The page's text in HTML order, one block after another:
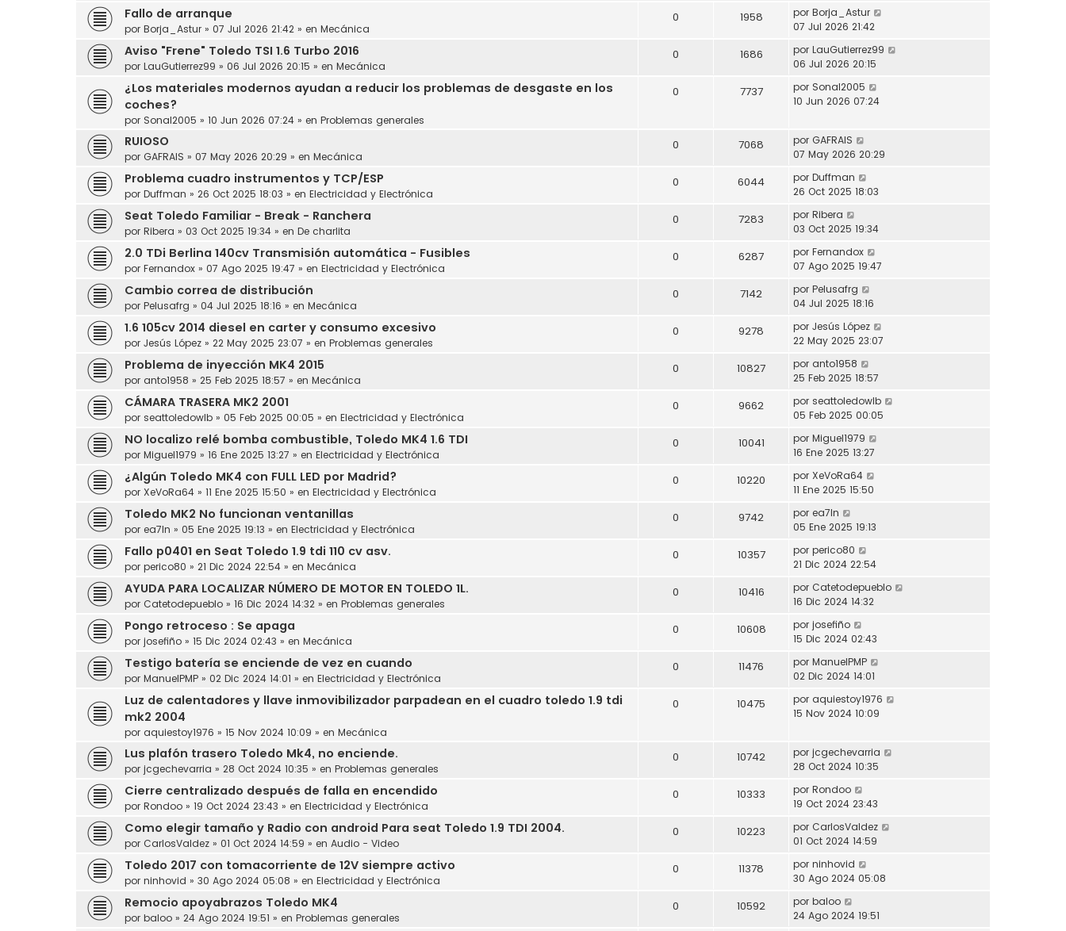
Fallo de arranque
por Borja_Astur » 07 Jul 2026 21:42 » en Mecánica
0 1958 por Borja_Astur
07 Jul 2026 21:42
Aviso "Frene" Toledo TSI 1.6 Turbo 2016
por LauGutierrez99 » 06 Jul 2026 20:15 » en Mecánica
0 1686 por LauGutierrez99
06 Jul 2026 20:15
¿Los materiales modernos ayudan a reducir los problemas de desgaste en los
coches?
por Sonal2005 » 10 Jun 2026 07:24 » en Problemas generales
0 7737 por Sonal2005
10 Jun 2026 07:24
RUIOSO
por GAFRAIS » 07 May 2026 20:29 » en Mecánica
0 7068 por GAFRAIS
07 May 2026 20:29
Problema cuadro instrumentos y TCP/ESP
por Duffman » 26 Oct 2025 18:03 » en Electricidad y Electrónica
0 6044 por Duffman
26 Oct 2025 18:03
Seat Toledo Familiar - Break - Ranchera
por Ribera » 03 Oct 2025 19:34 » en De charlita
0 7283 por Ribera
03 Oct 2025 19:34
2.0 TDi Berlina 140cv Transmisión automática - Fusibles
por Fernandox » 07 Ago 2025 19:47 » en Electricidad y Electrónica
0 6287 por Fernandox
07 Ago 2025 19:47
Cambio correa de distribución
por Pelusafrg » 04 Jul 2025 18:16 » en Mecánica
0 7142 por Pelusafrg
04 Jul 2025 18:16
1.6 105cv 2014 diesel en carter y consumo excesivo
por Jesús López » 22 May 2025 23:07 » en Problemas generales
0 9278 por Jesús López
22 May 2025 23:07
Problema de inyección MK4 2015
por anto1958 » 25 Feb 2025 18:57 » en Mecánica
0 10827 por anto1958
25 Feb 2025 18:57
CÁMARA TRASERA MK2 2001
por seattoledowlb » 05 Feb 2025 00:05 » en Electricidad y Electrónica
0 9662 por seattoledowlb
05 Feb 2025 00:05
NO localizo relé bomba combustible, Toledo MK4 1.6 TDI
por Miguel1979 » 16 Ene 2025 13:27 » en Electricidad y Electrónica
0 10041 por Miguel1979
16 Ene 2025 13:27
¿Algún Toledo MK4 con FULL LED por Madrid?
por XeVoRa64 » 11 Ene 2025 15:50 » en Electricidad y Electrónica
0 10220 por XeVoRa64
11 Ene 2025 15:50
Toledo MK2 No funcionan ventanillas
por ea7ln » 05 Ene 2025 19:13 » en Electricidad y Electrónica
0 9742 por ea7ln
05 Ene 2025 19:13
Fallo p0401 en Seat Toledo 1.9 tdi 110 cv asv.
por perico80 » 21 Dic 2024 22:54 » en Mecánica
0 10357 por perico80
21 Dic 2024 22:54
AYUDA PARA LOCALIZAR NÚMERO DE MOTOR EN TOLEDO 1L.
por Catetodepueblo » 16 Dic 2024 14:32 » en Problemas generales
0 10416 por Catetodepueblo
16 Dic 2024 14:32
Pongo retroceso : Se apaga
por josefiño » 15 Dic 2024 02:43 » en Mecánica
0 10608 por josefiño
15 Dic 2024 02:43
Testigo batería se enciende de vez en cuando
por ManuelPMP » 02 Dic 2024 14:01 » en Electricidad y Electrónica
0 11476 por ManuelPMP
02 Dic 2024 14:01
Luz de calentadores y llave inmovibilizador parpadean en el cuadro toledo 1.9 tdi
mk2 2004
por aquiestoy1976 » 15 Nov 2024 10:09 » en Mecánica
0 10475 por aquiestoy1976
15 Nov 2024 10:09
Lus plafón trasero Toledo Mk4, no enciende.
por jcgechevarria » 28 Oct 2024 10:35 » en Problemas generales
0 10742 por jcgechevarria
28 Oct 2024 10:35
Cierre centralizado después de falla en encendido
por Rondoo » 19 Oct 2024 23:43 » en Electricidad y Electrónica
0 10333 por Rondoo
19 Oct 2024 23:43
Como elegir tamaño y Radio con android Para seat Toledo 1.9 TDI 2004.
por CarlosValdez » 01 Oct 2024 14:59 » en Audio - Video
0 10223 por CarlosValdez
01 Oct 2024 14:59
Toledo 2017 con tomacorriente de 12V siempre activo
por ninhovid » 30 Ago 2024 05:08 » en Electricidad y Electrónica
0 11378 por ninhovid
30 Ago 2024 05:08
Remocio apoyabrazos Toledo MK4
por baloo » 24 Ago 2024 19:51 » en Problemas generales
0 10592 por baloo
24 Ago 2024 19:51